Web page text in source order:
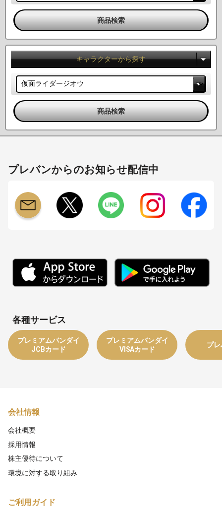
キャラクターから探す
プレバンからのお知らせ配信中
各種サービス
プレミアムバンダイ
JCBカード
プレミアムバンダイ
VISAカード
プ
会社情報
会社概要
採用情報
株主優待について
環境に対する取り組み
ご利用ガイド